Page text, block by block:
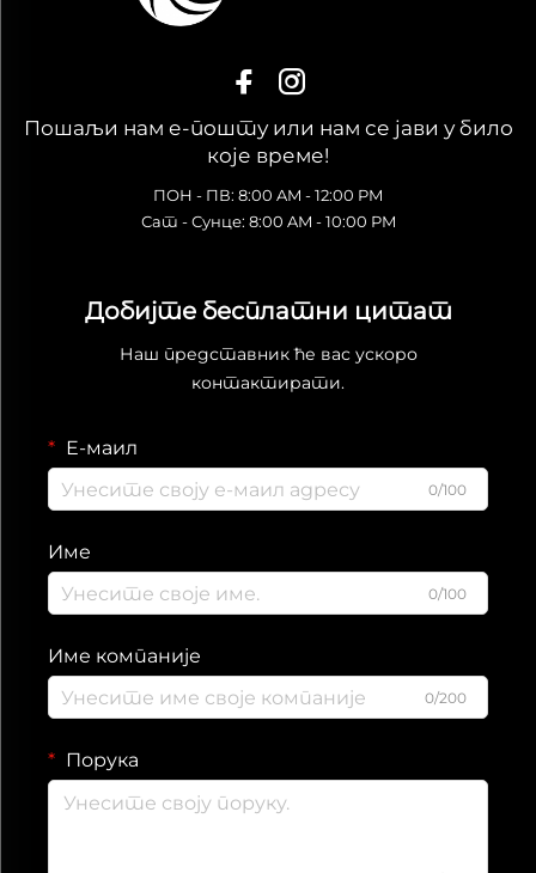
Пошаљи нам е-пошту или нам се јави у било
које време!
ПОН - ПВ: 8:00 AM - 12:00 PM
Сат - Сунце: 8:00 AM - 10:00 PM
Добијте бесплатни цитат
Наш представник ће вас ускоро
контактирати.
Е-маил
0/100
Име
0/100
Име компаније
0/200
Порука